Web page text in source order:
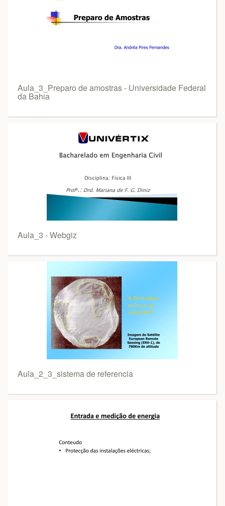
Aula_3_Preparo de amostras - Universidade Federal
da Bahia
Aula_3 - Webgiz
Aula_2_3_sistema de referencia